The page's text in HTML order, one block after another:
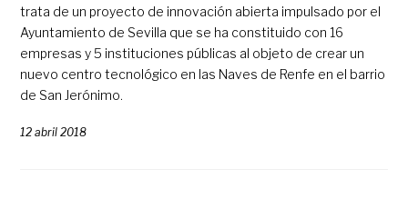
trata de un proyecto de innovación abierta impulsado por el
Ayuntamiento de Sevilla que se ha constituido con 16
empresas y 5 instituciones públicas al objeto de crear un
nuevo centro tecnológico en las Naves de Renfe en el barrio
de San Jerónimo.
12 abril 2018